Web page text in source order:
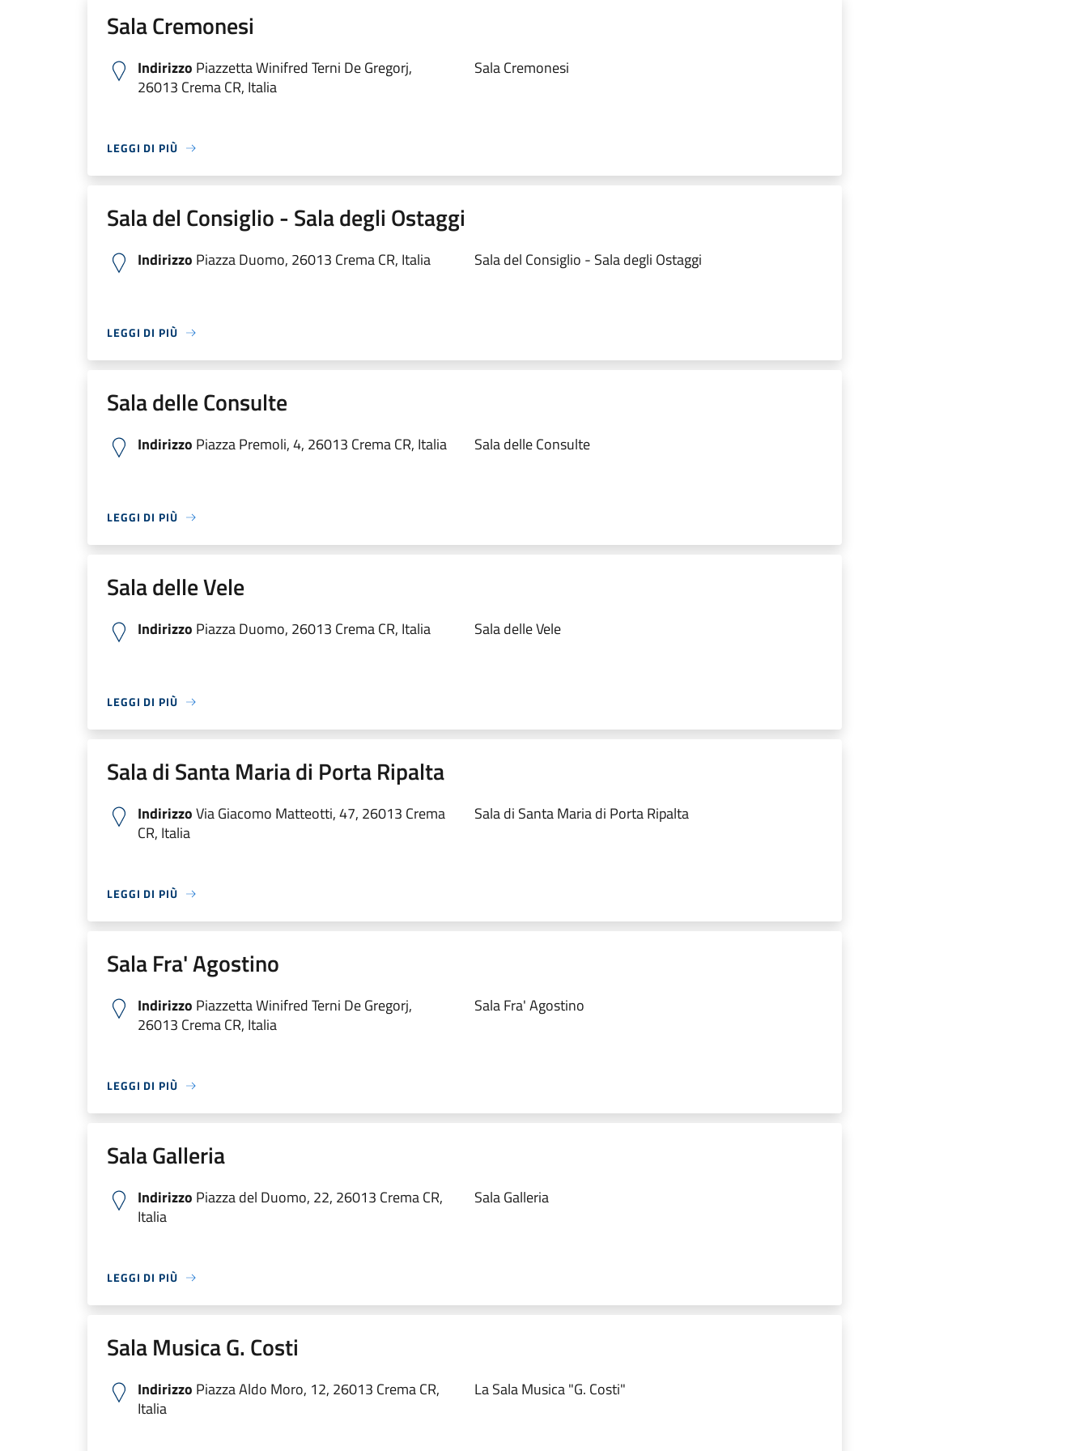
Sala Cremonesi
Indirizzo Piazzetta Winifred Terni De Gregorj,
26013 Crema CR, Italia
Sala Cremonesi
LEGGI DI PIÙ
Sala del Consiglio - Sala degli Ostaggi
Indirizzo Piazza Duomo, 26013 Crema CR, Italia Sala del Consiglio - Sala degli Ostaggi
LEGGI DI PIÙ
Sala delle Consulte
Indirizzo Piazza Premoli, 4, 26013 Crema CR, Italia Sala delle Consulte
LEGGI DI PIÙ
Sala delle Vele
Indirizzo Piazza Duomo, 26013 Crema CR, Italia Sala delle Vele
LEGGI DI PIÙ
Sala di Santa Maria di Porta Ripalta
IndirizzoVia Giacomo Matteotti, 47, 26013 Crema
CR, Italia
Sala di Santa Maria di Porta Ripalta
LEGGI DI PIÙ
Sala Fra' Agostino
Indirizzo Piazzetta Winifred Terni De Gregorj,
26013 Crema CR, Italia
Sala Fra' Agostino
LEGGI DI PIÙ
Sala Galleria
Indirizzo Piazza del Duomo, 22, 26013 Crema CR,
Italia
Sala Galleria
LEGGI DI PIÙ
Sala Musica G. Costi
Indirizzo Piazza Aldo Moro, 12, 26013 Crema CR,
Italia
La Sala Musica "G. Costi"